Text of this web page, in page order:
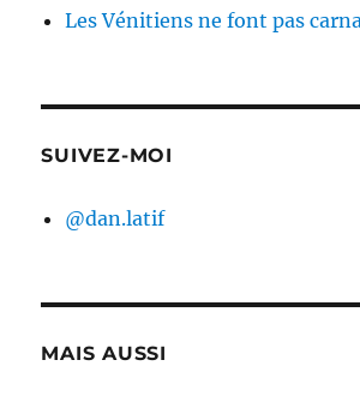
Les Vénitiens ne font pas
SUIVEZ-MOI
@dan.latif
MAIS AUSSI